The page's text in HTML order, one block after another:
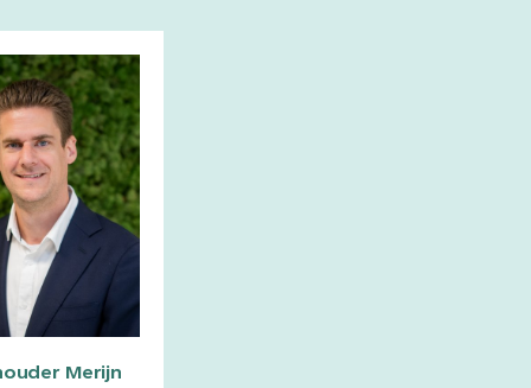
Merijn